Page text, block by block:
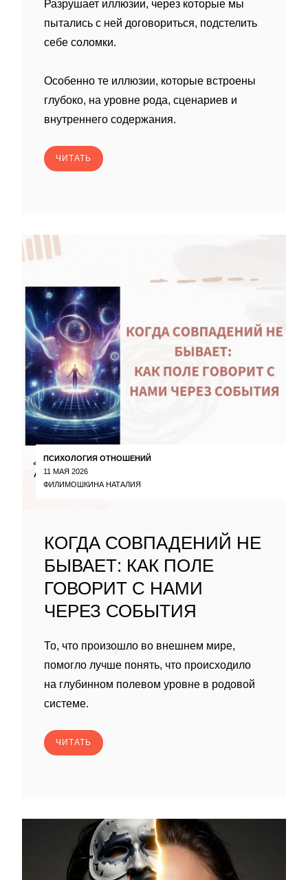
Разрушает иллюзии, через которые мы
пытались с ней договориться, подстелить
себе соломки.
Особенно те иллюзии, которые встроены
глубоко, на уровне рода, сценариев и
внутреннего содержания.
ЧИТАТЬ
ПСИХОЛОГИЯ ОТНОШЕНИЙ
11 МАЯ 2026
ФИЛИМОШКИНА НАТАЛИЯ
КОГДА СОВПАДЕНИЙ НЕ
БЫВАЕТ: КАК ПОЛЕ
ГОВОРИТ С НАМИ
ЧЕРЕЗ СОБЫТИЯ
То, что произошло во внешнем мире,
помогло лучше понять, что происходило
на глубинном полевом уровне в родовой
системе.
ЧИТАТЬ